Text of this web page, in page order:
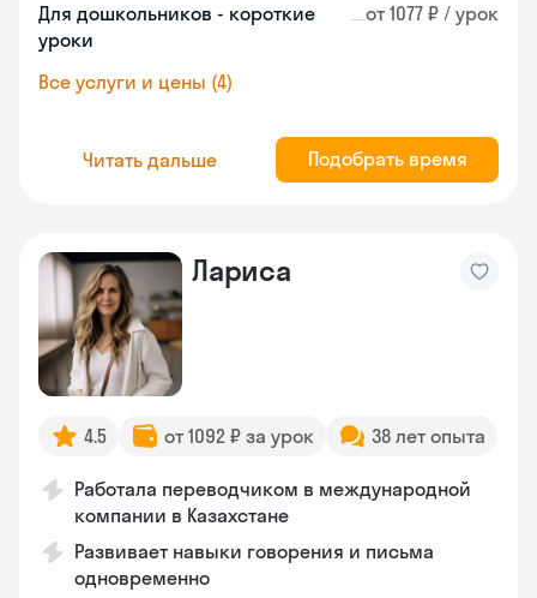
Для дошкольников - короткие
уроки
от 1077 ₽ / урок
Все услуги и цены (4)
Читать дальше Подобрать время
Лариса
4.5 от 1092 ₽ за урок 38 лет опыта
Работала переводчиком в международной
компании в Казахстане
Развивает навыки говорения и письма
одновременно